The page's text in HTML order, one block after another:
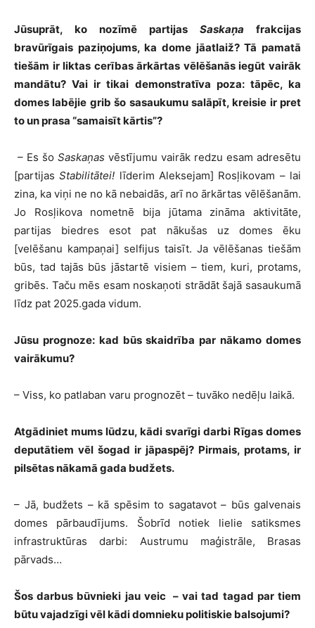
Jūsuprāt, ko nozīmē partijas Saskaņa frakcijas
bravūrīgais paziņojums, ka dome jāatlaiž? Tā pamatā
tiešām ir liktas cerības ārkārtas vēlēšanās iegūt vairāk
mandātu? Vai ir tikai demonstratīva poza: tāpēc, ka
domes labējie grib šo sasaukumu salāpīt, kreisie ir pret
to un prasa “samaisīt kārtis”?
– Es šo Saskaņas vēstījumu vairāk redzu esam adresētu
[partijasStabilitātei! līderim Aleksejam] Rosļikovam – lai
zina, ka viņi ne no kā nebaidās, arī no ārkārtas vēlēšanām.
Jo Rosļikova nometnē bija jūtama zināma aktivitāte,
partijas biedres esot pat nākušas uz domes ēku
[velēšanu kampaņai] selfijus taisīt. Ja vēlēšanas tiešām
būs, tad tajās būs jāstartē visiem – tiem, kuri, protams,
gribēs. Taču mēs esam noskaņoti strādāt šajā sasaukumā
līdz pat 2025.gada vidum.
Jūsu prognoze: kad būs skaidrība par nākamo domes
vairākumu?
– Viss, ko patlaban varu prognozēt – tuvāko nedēļu laikā.
Atgādiniet mums lūdzu, kādi svarīgi darbi Rīgas domes
deputātiem vēl šogad ir jāpaspēj? Pirmais, protams, ir
pilsētas nākamā gada budžets.
– Jā, budžets – kā spēsim to sagatavot – būs galvenais
domes pārbaudījums. Šobrīd notiek lielie satiksmes
infrastruktūras darbi: Austrumu maģistrāle, Brasas
pārvads…
Šos darbus būvnieki jau veic – vai tad tagad par tiem
būtu vajadzīgi vēl kādi domnieku politiskie balsojumi?